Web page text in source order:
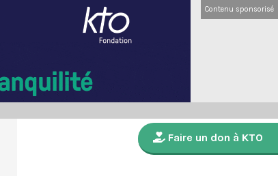
Contenu sponsorisé
Faire un don à KTO